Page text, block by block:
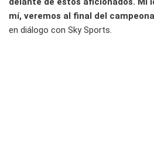
mí, veremos al final del
en diálogo con Sky Sports.